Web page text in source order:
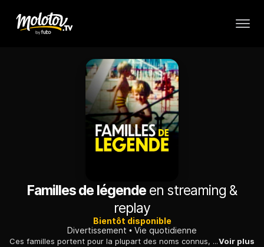
Familles de légende en streaming &
replay
Bientôt disponible
Divertissement
Vie quotidienne
Ces familles portent pour la plupart des noms connus, de près ou de loin. Certaines de ces sagas courent depuis quatre, cinq, sept générations. D'autres sont plus récentes, mais tout aussi intenses, car ces familles ont en commun une volonté : la transmission. De connaissance, de savoir-faire, de patrimoine.Voir plus